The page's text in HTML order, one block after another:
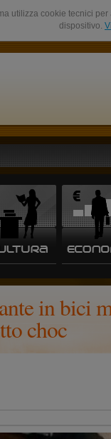
utilizza cookie tecnici
dispositivo.
in bici
choc